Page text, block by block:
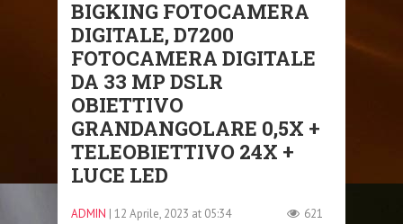
BIGKING FOTOCAMERA
DIGITALE, D7200
FOTOCAMERA DIGITALE
DA 33 MP DSLR
OBIETTIVO
GRANDANGOLARE 0,5X +
TELEOBIETTIVO 24X +
LUCE LED
ADMIN | 12 Aprile, 2023 at 05:34 621